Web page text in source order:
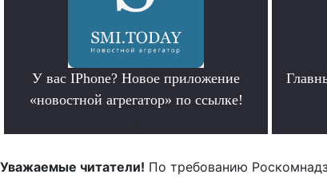
У вас IPhone? Новое приложение
«новостной агрегатор» по ссылке!
Уважаемые читатели! По требованию